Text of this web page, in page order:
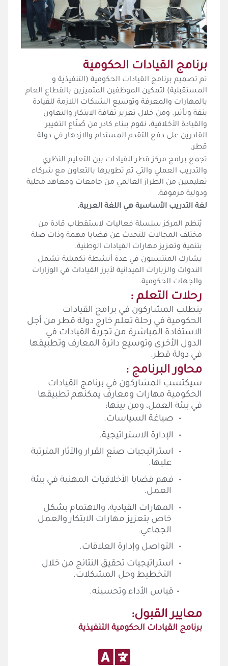
برنامج القيادات الحكومية
تم تصميم برنامج القيادات الحكومية (التنفيذية و
المستقبلية) لتمكين الموظفين المتميزين بالقطاع العام
بالمهارات والمعرفة وتوسيع الشبكات اللازمة للقيادة
بثقة وتأثير. ومن خلال تعزيز ثقافة الابتكار والتعاون
والقيادة الأخلاقية، نقوم ببناء كادر من صُنّاع التغيير
القادرين على دفع التقدم المستدام والازدهار في دولة
تجمع برامج مركز قطر للقيادات بين التعليم النظري
والتدريب العملي والتي تم تطويرها بالتعاون مع شركاء
تعليميين من الطراز العالمي من جامعات ومعاهد محلية
ودولية مرموقة.
لغة التدريب الأساسية هي اللغة العربية.
يُنظم المركز سلسلة فعاليات لاستقطاب قادة من
مختلف المجالات للتحدث عن قضايا مهمة وذات صلة
بتنمية وتعزيز مهارات القيادات الوطنية.
يشارك المنتسبون في عدة أنشطة تكميلية تشمل
الندوات والزيارات الميدانية لأبرز القيادات في الوزارات
والجهات الحكومية.
رحلات التعلم :
ينطلب المشاركون في برامج القيادات
الحكومية في رحلة تعلم خارج دولة قطر من أجل
الاستفادة المباشرة من تجربة القيادات في
الدول الأخرى وتوسيع دائرة المعارف وتطبيقها
في دولة قطر.
محاور البرنامج :
سيكتسب المشاركون في برنامج القيادات
الحكومية مهارات ومعارف يمكنهم تطبيقها
في بيئة العمل، ومن بينها:
صياغة السياسات.
الإدارة الاستراتيجية.
استراتيجيات صنع القرار والآثار المترتبة
عليها.
فهم قضايا الأخلاقيات المهنية في بيئة
العمل.
المهارات القيادية، والاهتمام بشكل
خاص بتعزيز مهارات الابتكار والعمل
الجماعي.
التواصل وإدارة العلاقات.
استراتيجيات تحقيق النتائج من خلال
التخطيط وحل المشكلات.
قياس الأداء وتحسينه.
معايير القبول:
برنامج القيادات الحكومية التنفيذية